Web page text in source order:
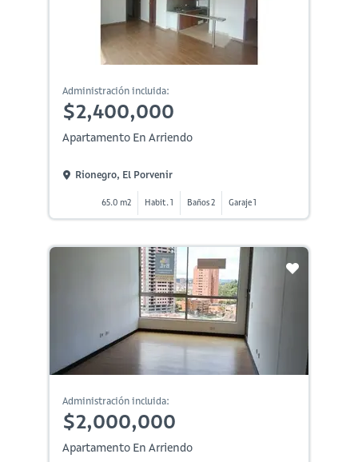
Administración incluida:
$2,400,000
Apartamento En Arriendo
Rionegro, El Porvenir
65.0 m2 Habit. 1 Baños 2 Garaje 1
Administración incluida:
$2,000,000
Apartamento En Arriendo